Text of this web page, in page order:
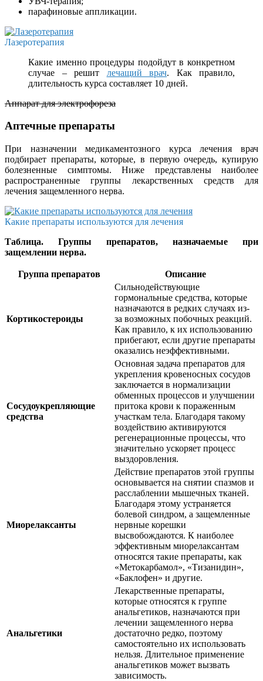
парафиновые аппликации.
Лазеротерапия
Какие именно процедуры подойдут в конкретном
случае – решит лечащий врач. Как правило,
длительность курса составляет 10 дней.
Аппарат для электрофореза
Аптечные препараты
При назначении медикаментозного курса лечения врач
подбирает препараты, которые, в первую очередь, купирую
болезненные симптомы. Ниже представлены наиболее
распространенные группы лекарственных средств для
лечения защемленного нерва.
Какие препараты используются для лечения
Таблица. Группы препаратов, назначаемые при
защемлении нерва.
Группа препаратов Описание
Кортикостероиды
Сильнодействующие
гормональные средства, которые
назначаются в редких случаях из-
за возможных побочных реакций.
Как правило, к их использованию
прибегают, если другие препараты
оказались неэффективными.
Сосудоукрепляющие
средства
Основная задача препаратов для
укрепления кровеносных сосудов
заключается в нормализации
обменных процессов и улучшении
притока крови к пораженным
участкам тела. Благодаря такому
воздействию активируются
регенерационные процессы, что
значительно ускоряет процесс
выздоровления.
Миорелаксанты
Действие препаратов этой группы
основывается на снятии спазмов и
расслаблении мышечных тканей.
Благодаря этому устраняется
болевой синдром, а защемленные
нервные корешки
высвобождаются. К наиболее
эффективным миорелаксантам
относятся такие препараты, как
«Метокарбамол», «Тизанидин»,
«Баклофен» и другие.
Анальгетики
Лекарственные препараты,
которые относятся к группе
анальгетиков, назначаются при
лечении защемленного нерва
достаточно редко, поэтому
самостоятельно их использовать
нельзя. Длительное применение
анальгетиков может вызвать
зависимость.